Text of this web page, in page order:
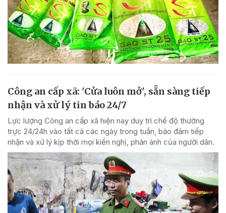
Công an cấp xã: 'Cửa luôn mở', sẵn sàng tiếp
nhận và xử lý tin báo 24/7
Lực lượng Công an cấp xã hiện nay duy trì chế độ thường
trực 24/24h vào tất cả các ngày trong tuần, bảo đảm tiếp
nhận và xử lý kịp thời mọi kiến nghị, phản ánh của người dân.